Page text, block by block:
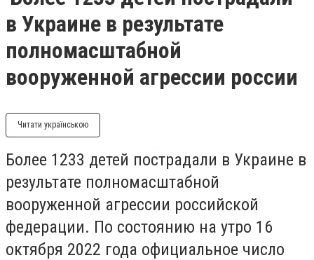
в Украине в результате
полномасштабной
вооруженной агрессии россии
Читати українською
Более 1233 детей пострадали в Украине в
результате полномасштабной
вооруженной агрессии российской
федерации. По состоянию на утро 16
октября 2022 года официальное число